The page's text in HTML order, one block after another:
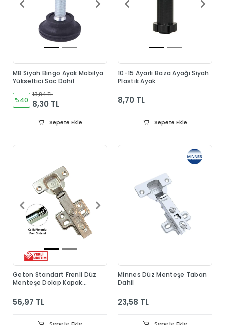
M8 Siyah Bingo Ayak Mobilya
Yükseltici Sac Dahil
%40
13,84 TL
8,30 TL
Sepete Ekle
10-15 Ayarlı Baza Ayağı Siyah
Plastik Ayak
8,70 TL
Sepete Ekle
Geton Standart Frenli Düz
Menteşe Dolap Kapak
56,97 TL
Minnes Düz Menteşe Taban
Dahil
23,58 TL